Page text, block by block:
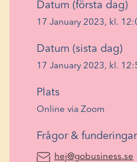
Datum (första dag)
17 January 2023, kl.
Datum (sista dag)
17 January 2023, kl.
Plats
Online via Zoom
Frågor &
hej@gobusiness.se